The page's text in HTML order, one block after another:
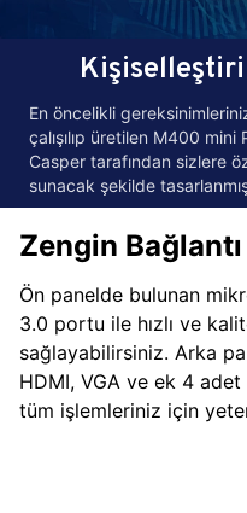
En öncelikli
çalışılıp üretilen M400 mini
Casper tarafından sizlere
sunacak şekilde
Zengin
Ön panelde bulunan
3.0 portu ile hızlı ve
sağlayabilirsiniz. Arka
HDMI, VGA ve ek 4
tüm işlemleriniz için